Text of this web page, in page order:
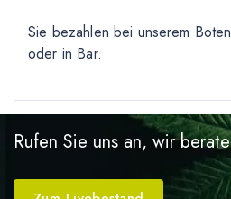
Sie bezahlen bei unserem
oder in Bar.
Rufen Sie uns an, wir